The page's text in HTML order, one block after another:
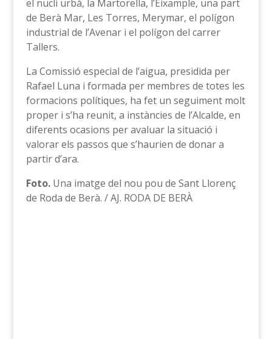
el nucli urbà, la Martorella, l’Eixample, una part
de Berà Mar, Les Torres, Merymar, el polígon
industrial de l’Avenar i el polígon del carrer
Tallers.
La Comissió especial de l’aigua, presidida per
Rafael Luna i formada per membres de totes les
formacions polítiques, ha fet un seguiment molt
proper i s’ha reunit, a instàncies de l’Alcalde, en
diferents ocasions per avaluar la situació i
valorar els passos que s’haurien de donar a
partir d’ara.
Foto.Una imatge del nou pou de Sant Llorenç
de Roda de Berà. / AJ. RODA DE BERÀ